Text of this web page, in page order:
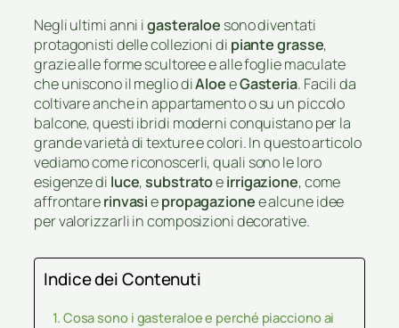
Negli ultimi anni igasteraloe sono diventati
protagonisti delle collezioni di piante grasse,
grazie alle forme scultoree e alle foglie maculate
che uniscono il meglio diAloeeGasteria. Facili da
coltivare anche in appartamento o su un piccolo
balcone, questi ibridi moderni conquistano per la
grande varietà di texture e colori. In questo articolo
vediamo come riconoscerli, quali sono le loro
esigenze di luce,substratoeirrigazione, come
affrontarerinvasiepropagazionee alcune idee
per valorizzarli in composizioni decorative.
Indice dei Contenuti
Cosa sono i gasteraloe e perché piacciono ai